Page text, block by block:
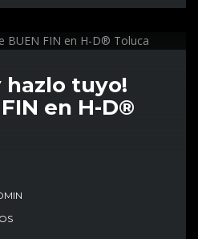
hazlo tuyo!
en H-D®